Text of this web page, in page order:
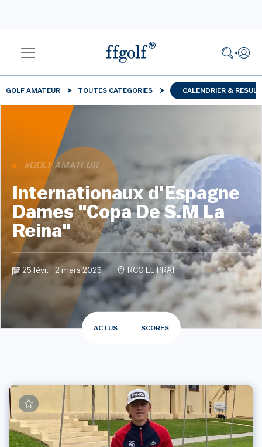
GOLF AMATEUR TOUTES CATÉGORIES CALENDRIER &
#GOLF AMATEUR
Internationaux d'Espagne
Dames "Copa De S.M La
Reina"
25 févr. - 2 mars 2025 RCG EL PRAT
ACTUS SCORES